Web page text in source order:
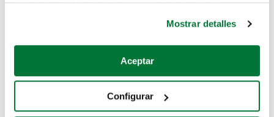
Si lo permite, también quisiéramos:
Recopilar información sobre su ubicación geográfica
Identificar su dispositivo analizándolo activamente
Mostrar detalles
Aceptar
Configurar
Coches de segunda mano
Coches de km0